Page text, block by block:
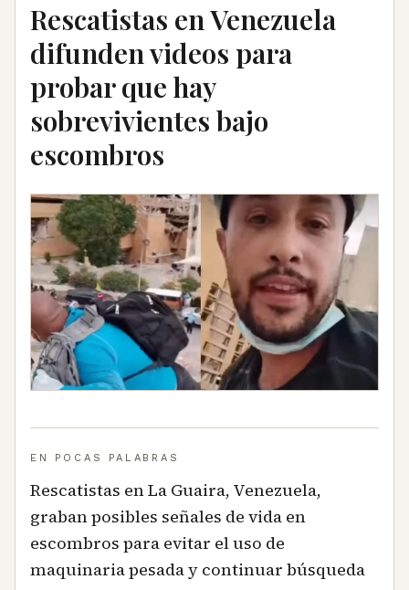
Rescatistas en Venezuela
difunden videos para
probar que hay
sobrevivientes bajo
escombros
EN POCAS PALABRAS
Rescatistas en La Guaira, Venezuela,
graban posibles señales de vida en
escombros para evitar el uso de
maquinaria pesada y continuar búsqueda